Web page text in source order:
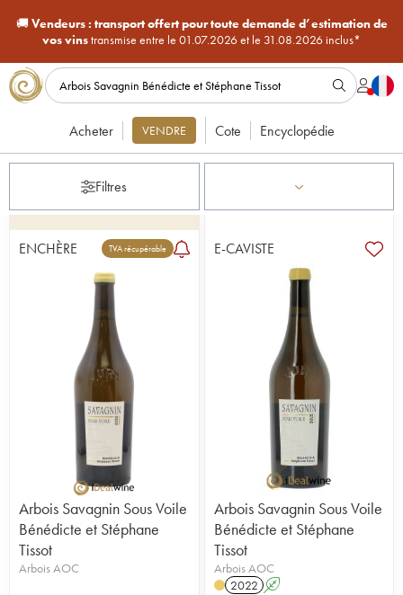
🚚Vendeurs : transport offert pour toute demande d’estimation de
vos vinstransmise entre le 01.07.2026 et le 31.08.2026 inclus*
Acheter VENDRE Cote Encyclopédie
Filtres
ENCHÈRE TVA récupérable
Arbois Savagnin Sous Voile
Bénédicte et Stéphane
Tissot
Arbois AOC
E-CAVISTE
Arbois Savagnin Sous Voile
Bénédicte et Stéphane
Tissot
Arbois AOC
2022 A